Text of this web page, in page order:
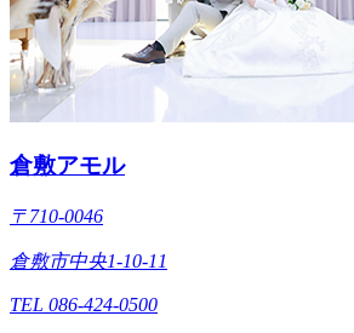
倉敷アモル
〒710-0046
倉敷市中央1-10-11
TEL 086-424-0500